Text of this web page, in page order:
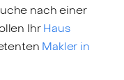
nach einer
IhrHaus
Makler in